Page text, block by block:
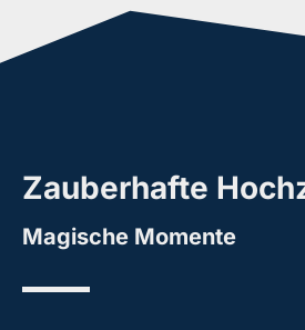
Zauberhafte
Magische Momente